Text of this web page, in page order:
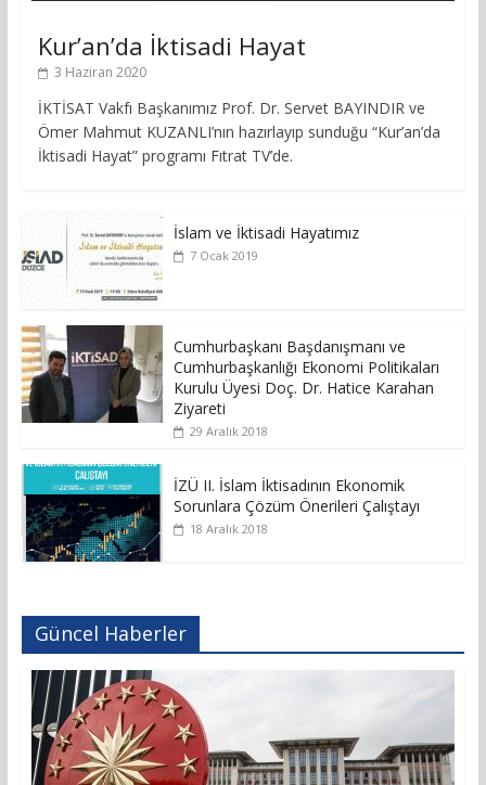
Kur’an’da İktisadi Hayat
3 Haziran 2020
İKTİSAT Vakfı Başkanımız Prof. Dr. Servet BAYINDIR ve
Ömer Mahmut KUZANLI’nın hazırlayıp sunduğu “Kur’an’da
İktisadi Hayat” programı Fıtrat TV’de.
İslam ve İktisadi Hayatımız
7 Ocak 2019
Cumhurbaşkanı Başdanışmanı ve
Cumhurbaşkanlığı Ekonomi Politikaları
Kurulu Üyesi Doç. Dr. Hatice Karahan
Ziyareti
29 Aralık 2018
İZÜ II. İslam İktisadının Ekonomik
Sorunlara Çözüm Önerileri Çalıştayı
18 Aralık 2018
Güncel Haberler